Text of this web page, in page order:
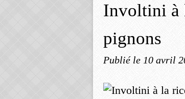
Involtini à
pignons
Publié le 10 avril